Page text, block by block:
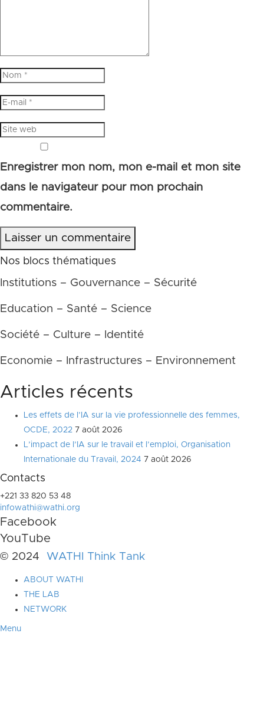
Enregistrer mon nom, mon e-mail et mon site
dans le navigateur pour mon prochain
commentaire.
Laisser un commentaire
Nos blocs thématiques
Institutions – Gouvernance – Sécurité
Education – Santé – Science
Société – Culture – Identité
Economie – Infrastructures – Environnement
Articles récents
Les effets de l’IA sur la vie professionnelle des femmes,
OCDE, 2022 7 août 2026
L’impact de l’IA sur le travail et l’emploi, Organisation
Internationale du Travail, 2024 7 août 2026
Contacts
+221 33 820 53 48
infowathi@wathi.org
Facebook
YouTube
© 2024 WATHI Think Tank
ABOUT WATHI
THE LAB
NETWORK
Menu